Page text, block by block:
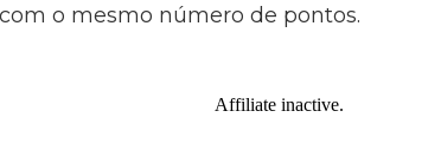
o mesmo número de pontos.